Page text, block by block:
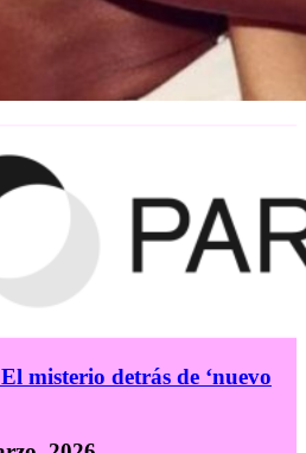
misterio detrás de ‘nuevo